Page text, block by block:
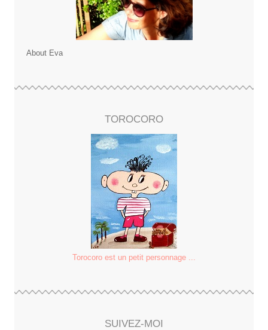
About Eva
TOROCORO
Torocoro est un petit personnage ...
SUIVEZ-MOI